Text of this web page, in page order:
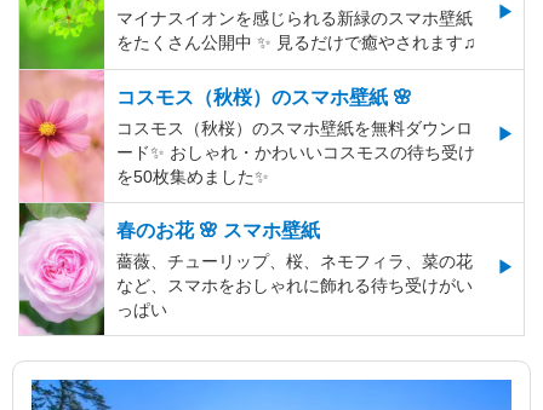
マイナスイオンを感じられる新緑のスマホ壁紙
をたくさん公開中 ✨ 見るだけで癒やされます♫
コスモス（秋桜）のスマホ壁紙 🌸
コスモス（秋桜）のスマホ壁紙を無料ダウンロ
ード✨️ おしゃれ・かわいいコスモスの待ち受け
を50枚集めました✨️
春のお花 🌸 スマホ壁紙
薔薇、チューリップ、桜、ネモフィラ、菜の花
など、スマホをおしゃれに飾れる待ち受けがい
っぱい